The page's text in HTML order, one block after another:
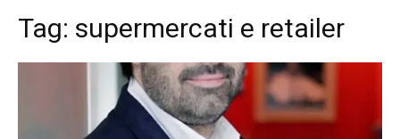
Tag: supermercati e retailer